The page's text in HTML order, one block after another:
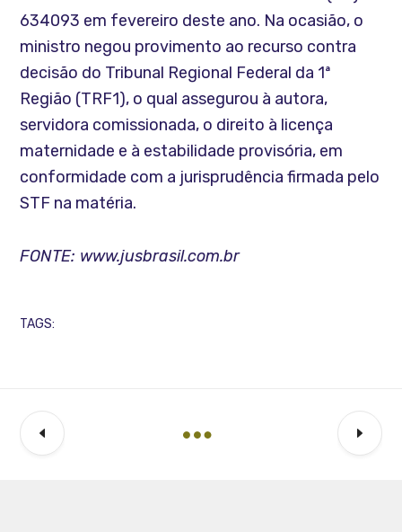
634093 em fevereiro deste ano. Na ocasião, o
ministro negou provimento ao recurso contra
decisão do Tribunal Regional Federal da 1ª
Região (TRF1), o qual assegurou à autora,
servidora comissionada, o direito à licença
maternidade e à estabilidade provisória, em
conformidade com a jurisprudência firmada pelo
STF na matéria.
FONTE: www.jusbrasil.com.br
TAGS: